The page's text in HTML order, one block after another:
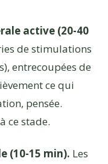
active (20-40
de stimulations
entrecoupées de
ce qui
pensée.
ce stade.
(10-15 min). Les